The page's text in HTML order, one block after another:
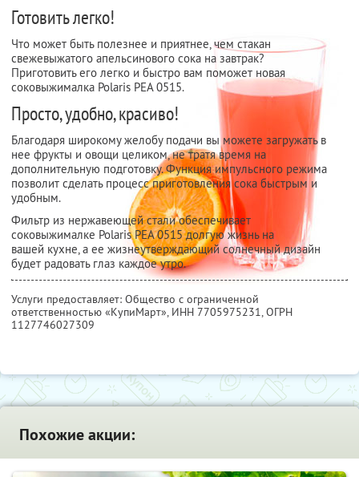
Готовить легко!
Что может быть полезнее и приятнее, чем стакан
свежевыжатого апельсинового сока на завтрак?
Приготовить его легко и быстро вам поможет новая
соковыжималка Polaris PEA 0515.
Просто, удобно, красиво!
Благодаря широкому желобу подачи вы можете загружать в
нее фрукты и овощи целиком, не тратя время на
дополнительную подготовку. Функция импульсного режима
позволит сделать процесс приготовления сока быстрым и
удобным.
Фильтр из нержавеющей стали обеспечивает
соковыжималке Polaris PEA 0515 долгую жизнь на
вашей кухне, а ее жизнеутверждающий солнечный дизайн
будет радовать глаз каждое утро.
Услуги предоставляет: Общество с ограниченной
ответственностью «КупиМарт», ИНН 7705975231, ОГРН
1127746027309
Похожие акции: